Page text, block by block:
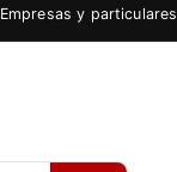
Empresas y particulares